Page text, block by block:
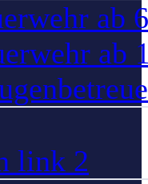
ab
ab
link 2